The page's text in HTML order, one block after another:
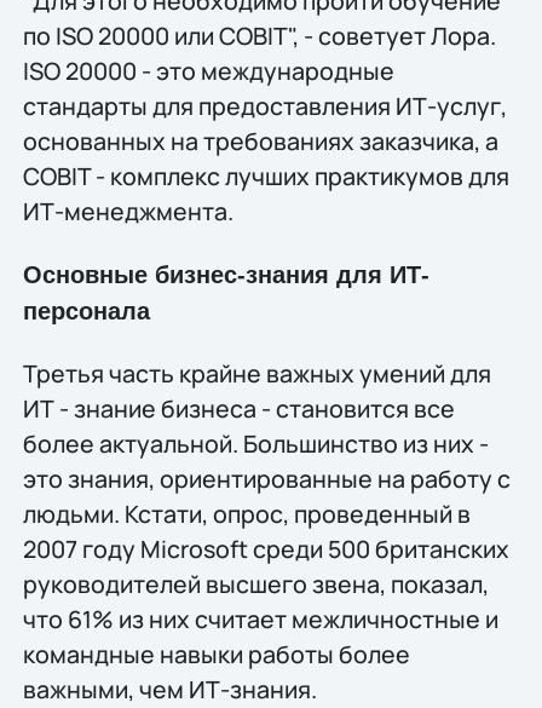
по ISO 20000 или COBIT", - советует Лора.
ISO 20000 - это международные
стандарты для предоставления ИТ-услуг,
основанных на требованиях заказчика, а
COBIT - комплекс лучших практикумов для
ИТ-менеджмента.
Основные бизнес-знания для ИТ-
персонала
Третья часть крайне важных умений для
ИТ - знание бизнеса - становится все
более актуальной. Большинство из них -
это знания, ориентированные на работу с
людьми. Кстати, опрос, проведенный в
2007 году Microsoft среди 500 британских
руководителей высшего звена, показал,
что 61% из них считает межличностные и
командные навыки работы более
важными, чем ИТ-знания.